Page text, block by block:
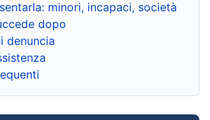
minori, incapaci, società
dopo
denuncia